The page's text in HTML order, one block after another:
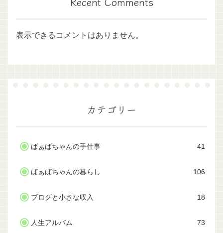
表示できるコメントはありません。
カテゴリー
ばぁばちゃんの手仕事 41
ばぁばちゃんの暮らし 106
ブログと小さな収入 18
人生アルバム 73